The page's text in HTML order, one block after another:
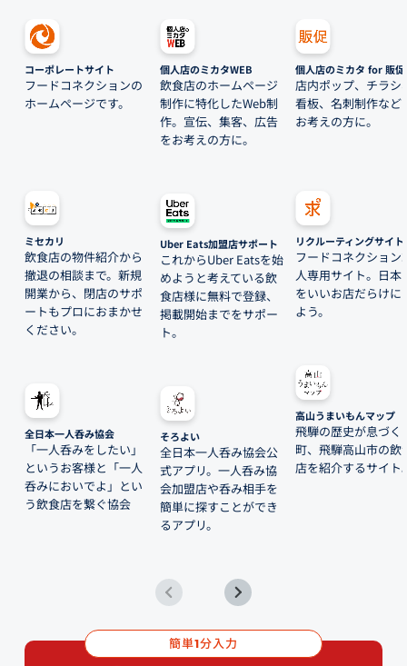
コーポレートサイト
フードコネクションの
ホームページです。
ミセカリ
飲食店の物件紹介から
撤退の相談まで。新規
開業から、閉店のサポ
ートもプロにおまかせ
ください。
全日本一人呑み協会
「一人呑みをしたい」
というお客様と「一人
呑みにおいでよ」とい
う飲食店を繋ぐ協会
個人店のミカタWEB
飲食店のホームページ
制作に特化したWeb制
作。宣伝、集客、広告
をお考えの方に。
Uber Eats加盟店サポート
これからUber Eatsを始
めようと考えている飲
食店様に無料で登録、
掲載開始までをサポー
ト。
そろよい
全日本一人呑み協会公
式アプリ。一人呑み協
会加盟店や呑み相手を
簡単に探すことができ
るアプリ。
個人店のミカタ for 販促
店内ポップ、チラシ
看板、名刺制作など
お考えの方に。
リクルーティングサイト
フードコネクション
人専用サイト。日本
をいいお店だらけに
よう。
高山うまいもんマップ
飛騨の歴史が息づく
町、飛騨高山市の飲
店を紹介するサイト
簡単1分入力